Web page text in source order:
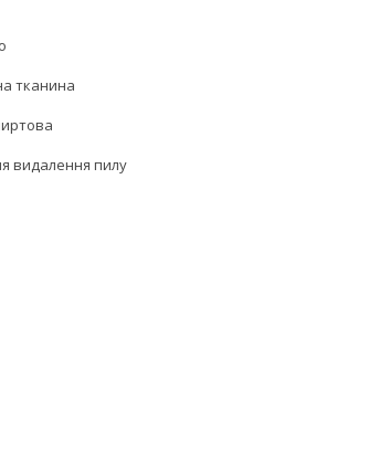
тканина
видалення пилу